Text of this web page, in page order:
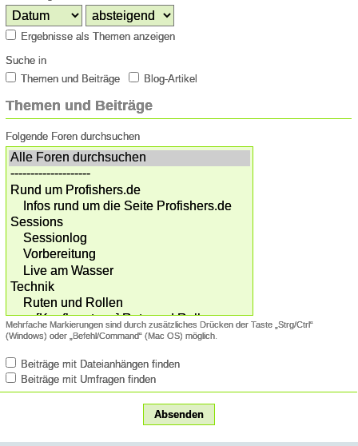
Ergebnisse als Themen anzeigen
Suche in
Themen und Beiträge
Blog-Artikel
Themen und Beiträge
Folgende Foren durchsuchen
Mehrfache Markierungen sind durch zusätzliches Drücken der Taste „Strg/Ctrl“
(Windows) oder „Befehl/Command“ (Mac OS) möglich.
Beiträge mit Dateianhängen finden
Beiträge mit Umfragen finden